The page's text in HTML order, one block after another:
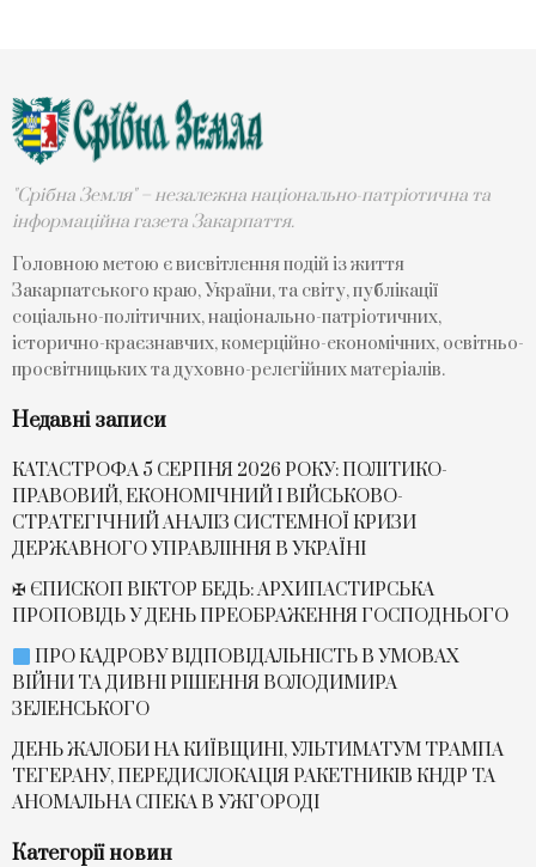
"Срібна Земля" – незалежна національно-патріотична та
інформаційна газета Закарпаття.
Головною метою є висвітлення подій із життя
Закарпатського краю, України, та світу, публікації
соціально-політичних, національно-патріотичних,
історично-краєзнавчих, комерційно-економічних, освітньо-
просвітницьких та духовно-релегійних матеріалів.
Недавні записи
КАТАСТРОФА 5 СЕРПНЯ 2026 РОКУ: ПОЛІТИКО-
ПРАВОВИЙ, ЕКОНОМІЧНИЙ І ВІЙСЬКОВО-
СТРАТЕГІЧНИЙ АНАЛІЗ СИСТЕМНОЇ КРИЗИ
ДЕРЖАВНОГО УПРАВЛІННЯ В УКРАЇНІ
✠ ЄПИСКОП ВІКТОР БЕДЬ: АРХИПАСТИРСЬКА
ПРОПОВІДЬ У ДЕНЬ ПРЕОБРАЖЕННЯ ГОСПОДНЬОГО
ПРО КАДРОВУ ВІДПОВІДАЛЬНІСТЬ В УМОВАХ
ВІЙНИ ТА ДИВНІ РІШЕННЯ ВОЛОДИМИРА
ЗЕЛЕНСЬКОГО
ДЕНЬ ЖАЛОБИ НА КИЇВЩИНІ, УЛЬТИМАТУМ ТРАМПА
ТЕГЕРАНУ, ПЕРЕДИСЛОКАЦІЯ РАКЕТНИКІВ КНДР ТА
АНОМАЛЬНА СПЕКА В УЖГОРОДІ
Категорії новин